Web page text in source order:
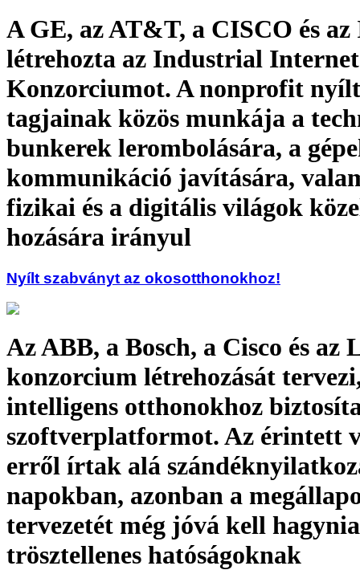
A GE, az AT&T, a CISCO és
létrehozta az Industrial Internet
Konzorciumot. A nonprofit
tagjainak közös munkája a
bunkerek lerombolására, a
kommunikáció javítására,
fizikai és a digitális világok
hozására irányul
Nyílt szabványt az okosotthonokhoz!
Az ABB, a Bosch, a Cisco és az
konzorcium létrehozását
intelligens otthonokhoz
szoftverplatformot. Az érintett
erről írtak alá
napokban, azonban a
tervezetét még jóvá kell
trösztellenes hatóságoknak